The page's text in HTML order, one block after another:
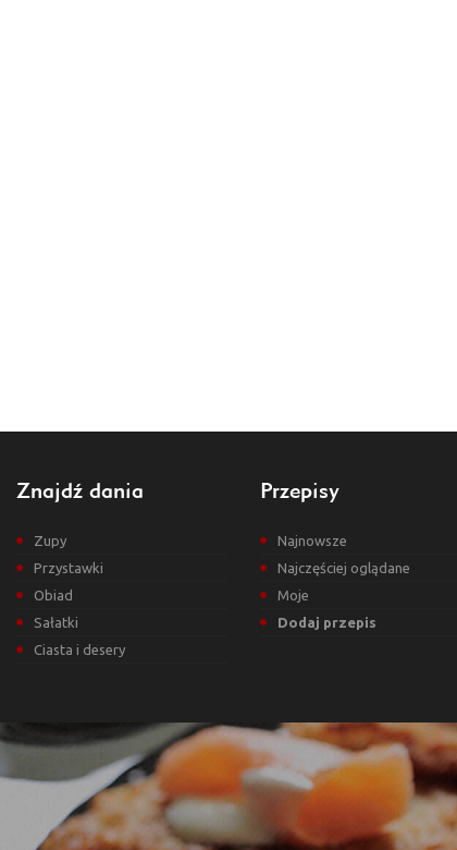
Znajdź dania
Zupy
Przystawki
Obiad
Sałatki
Ciasta i desery
Przepisy
Najnowsze
Najczęściej oglądane
Moje
Dodaj przepis